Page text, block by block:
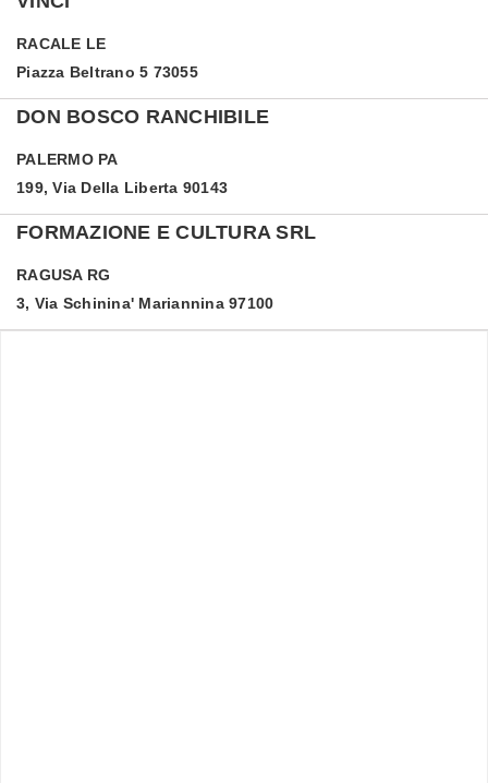
RACALE LE
Piazza Beltrano 5 73055
DON BOSCO RANCHIBILE
PALERMO PA
199, Via Della Liberta 90143
FORMAZIONE E CULTURA SRL
RAGUSA RG
3, Via Schinina' Mariannina 97100